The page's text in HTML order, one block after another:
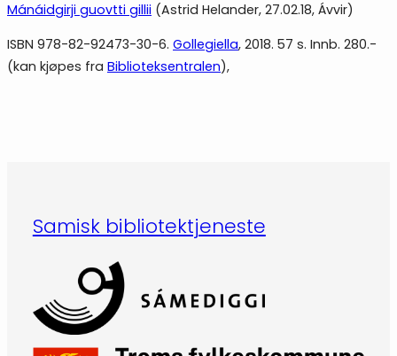
Mánáidgirji guovtti gillii (Astrid Helander, 27.02.18, Ávvir)
ISBN 978-82-92473-30-6. Gollegiella, 2018. 57 s. Innb. 280.-
(kan kjøpes fra Biblioteksentralen),
Samisk bibliotektjeneste